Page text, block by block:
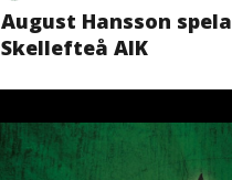
August Hansson
Skellefteå AIK